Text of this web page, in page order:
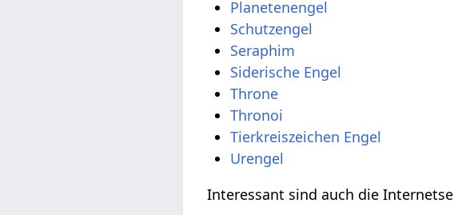
Planetenengel
Schutzengel
Seraphim
Siderische Engel
Throne
Thronoi
Tierkreiszeichen Engel
Urengel
Interessant sind auch die